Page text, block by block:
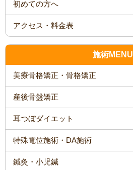
施術MENU
美療骨格矯正・骨格矯正
産後骨盤矯正
耳つぼダイエット
特殊電位施術・DA施術
鍼灸・小児鍼